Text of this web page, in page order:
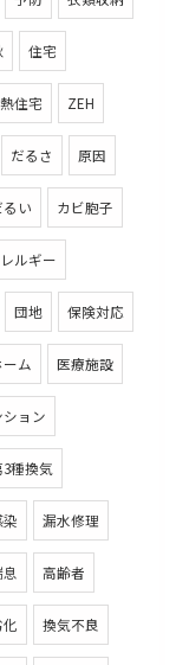
住宅
住宅 ZEH
だるさ 原因
るい カビ胞子
ルギー
団地 保険対応
ム 医療施設
ョン
3種換気
染 漏水修理
高齢者
化 換気不良